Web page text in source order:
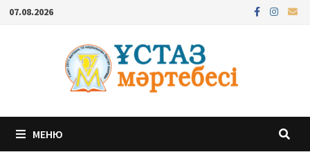
Перейти
содержимому
07.08.2026
МЕНЮ